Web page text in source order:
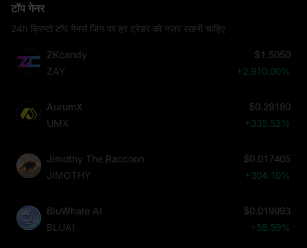
टॉप गेनर
24h क्रिप्टो टॉप गेनर्स जिन पर हर ट्रेडर को नज़र रखनी चाहिए
ZKcandy
ZAY
$1.5050
+2,910.00%
AurumX
UMX
$0.29180
+335.52%
Jimothy The Raccoon
JIMOTHY
$0.017405
+304.10%
BluWhale AI
BLUAI
$0.019993
+58.59%